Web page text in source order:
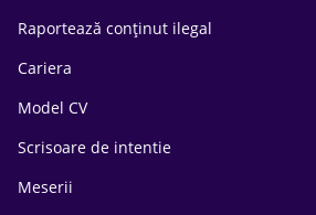
Raportează conținut ilegal
Cariera
Model CV
Scrisoare de intentie
Meserii